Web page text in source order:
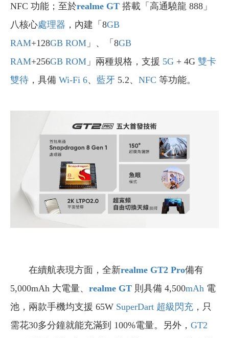
NFC 功能；至於realme GT 搭載「高通驍龍 888」
八核心處理器 ，內建「8GB
RAM+128GB ROM 」、「8GB
RAM+256GB ROM 」兩種規格，支援 5G + 4G 雙卡
雙待 ，具備 Wi-Fi 6、 藍牙 5.2、 NFC 等功能。
在續航表現方面，全新realme GT2 Pro備有
5,000mAh 大電量、 realme GT 則具備 4,500mAh 電
池，兩款手機均支援 65W SuperDart 超級閃充 ，只
需花30多分鐘就能充滿到 100%電量。另外， GT2